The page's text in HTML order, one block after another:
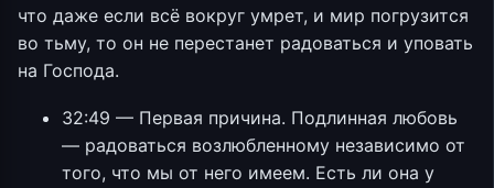
что даже если всё вокруг умрет, и мир погрузится
во тьму, то он не перестанет радоваться и уповать
на Господа.
32:49 — Первая причина. Подлинная любовь
— радоваться возлюбленному независимо от
того, что мы от него имеем. Есть ли она у